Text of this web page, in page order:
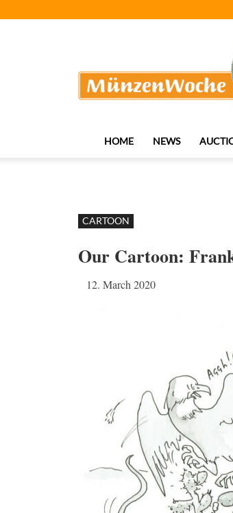
HOME NEWS
CARTOON
Our Cartoon:
12. March 2020